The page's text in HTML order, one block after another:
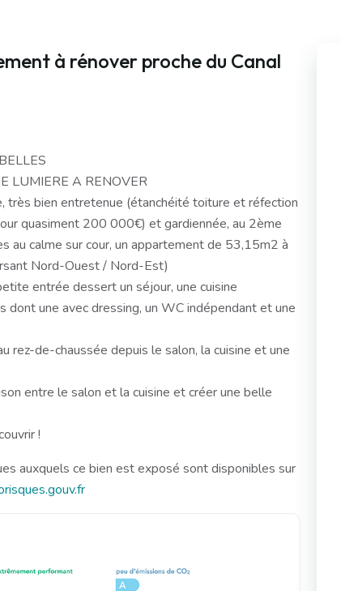
à rénover proche du Canal
LUMIERE A RENOVER
très bien entretenue (étanchéité toiture et réfection
quasiment 200 000€) et gardiennée, au 2ème
au calme sur cour, un appartement de 53,15m2 à
Nord-Ouest / Nord-Est)
entrée dessert un séjour, une cuisine
dont une avec dressing, un WC indépendant et une
rez-de-chaussée depuis le salon, la cuisine et une
entre le salon et la cuisine et créer une belle
!
auxquels ce bien est exposé sont disponibles sur